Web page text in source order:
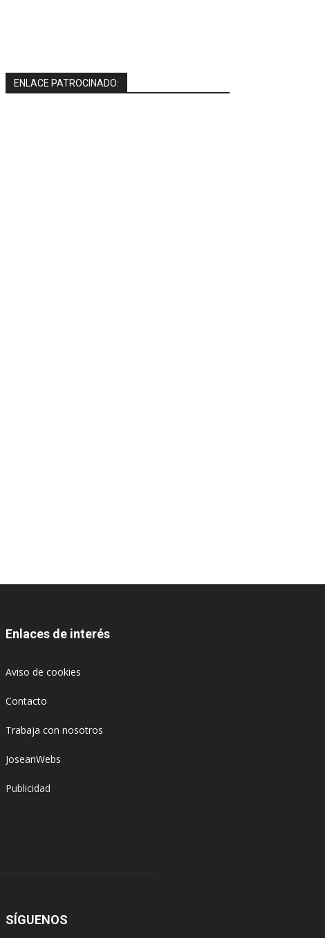
ENLACE PATROCINADO:
Enlaces de interés
Aviso de cookies
Contacto
Trabaja con nosotros
JoseanWebs
Publicidad
SÍGUENOS